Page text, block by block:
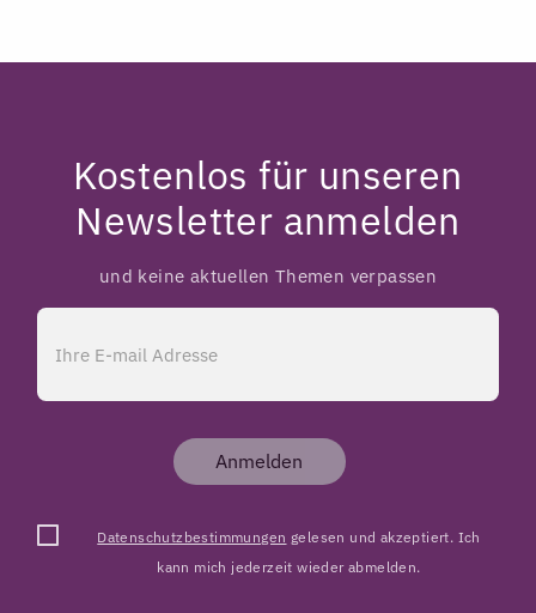
Kostenlos für unseren
Newsletter anmelden
und keine aktuellen Themen verpassen
Anmelden
Datenschutzbestimmungen gelesen und akzeptiert. Ich
kann mich jederzeit wieder abmelden.